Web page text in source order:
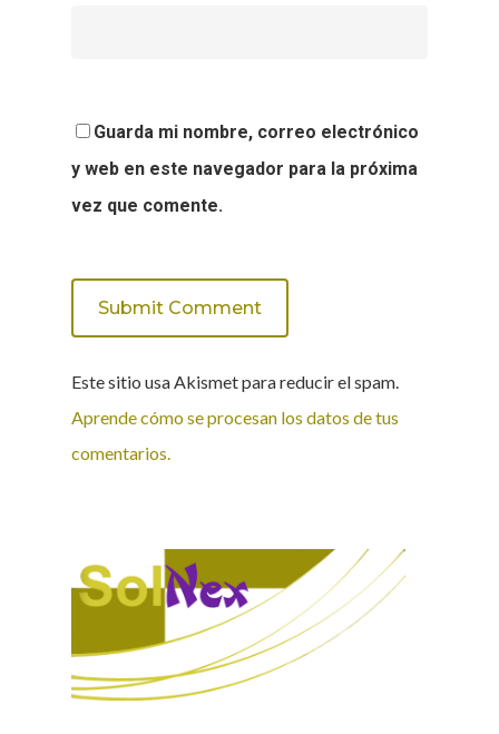
Guarda mi nombre, correo electrónico
y web en este navegador para la próxima
vez que comente.
Este sitio usa Akismet para reducir el spam.
Aprende cómo se procesan los datos de tus
comentarios.